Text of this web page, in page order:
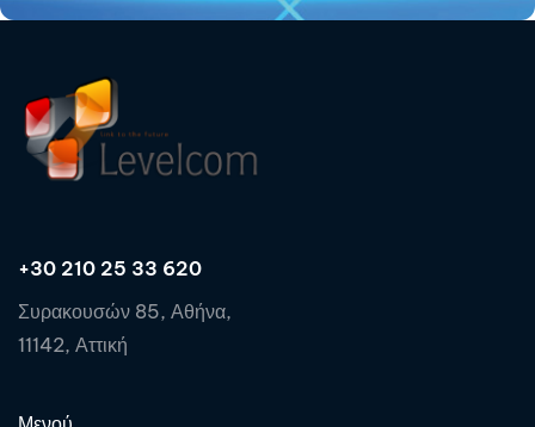
+30 210 25 33 620
Συρακουσών 85, Αθήνα,
11142, Αττική